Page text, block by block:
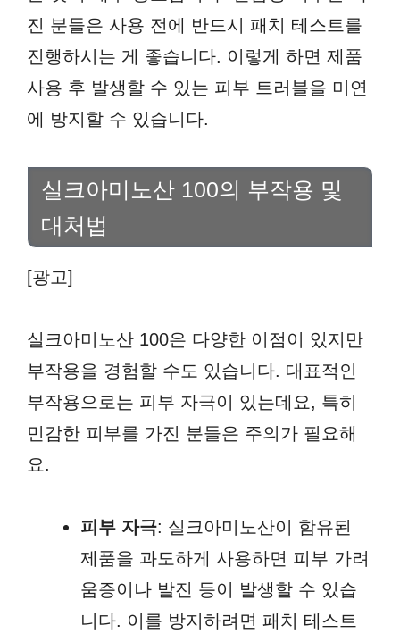
진 분들은 사용 전에 반드시 패치 테스트를
진행하시는 게 좋습니다. 이렇게 하면 제품
사용 후 발생할 수 있는 피부 트러블을 미연
에 방지할 수 있습니다.
실크아미노산 100의 부작용 및
대처법
[광고]
실크아미노산 100은 다양한 이점이 있지만
부작용을 경험할 수도 있습니다. 대표적인
부작용으로는 피부 자극이 있는데요, 특히
민감한 피부를 가진 분들은 주의가 필요해
요.
피부 자극: 실크아미노산이 함유된
제품을 과도하게 사용하면 피부 가려
움증이나 발진 등이 발생할 수 있습
니다. 이를 방지하려면 패치 테스트